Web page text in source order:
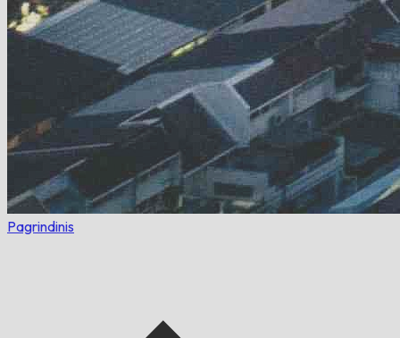
Pagrindinis